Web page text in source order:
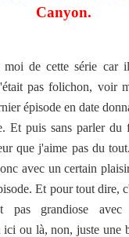
Canyon.
moi de cette série car
pas folichon, voir
épisode en date
Et puis sans parler
que j'aime pas du
avec un certain
Et pour tout dire,
pas grandiose
ici ou là, non, juste une